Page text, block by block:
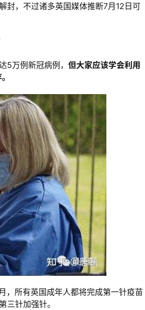
封，不过诸多英国媒体推断7月12日可
万例新冠病例， 但大家应该学会利用
，所有英国成年人都将完成第一针疫苗
三针加强针。